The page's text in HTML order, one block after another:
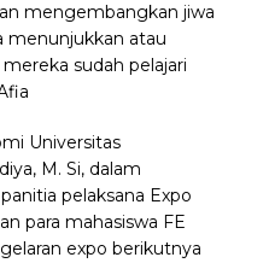
mengembangkan jiwa
menunjukkan atau
sudah pelajari
Universitas
M. Si, dalam
pelaksana Expo
para mahasiswa FE
expo berikutnya